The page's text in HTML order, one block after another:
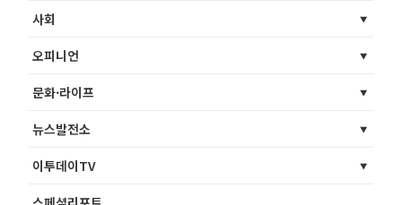
사회
오피니언
문화·라이프
뉴스발전소
이투데이TV